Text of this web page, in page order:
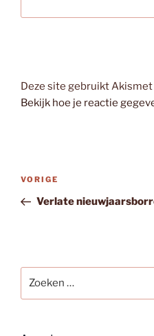
Deze site gebruikt
Bekijk hoe je reactie
Bericht
Vorig
bericht
VORIGE
Verlate
naar: